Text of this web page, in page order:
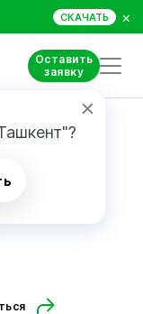
СКАЧАТЬ ×
Оставить
заявку